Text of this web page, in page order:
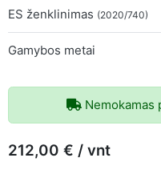
ES ženklinimas (2020/740)
Gamybos metai
Nemokamas
212,00 € / vnt